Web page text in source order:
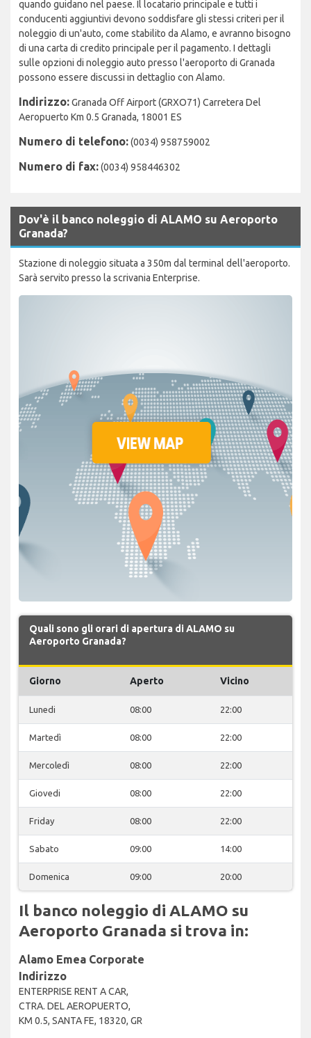
quando guidano nel paese. Il locatario principale e tutti i
conducenti aggiuntivi devono soddisfare gli stessi criteri per il
noleggio di un'auto, come stabilito da Alamo, e avranno bisogno
di una carta di credito principale per il pagamento. I dettagli
sulle opzioni di noleggio auto presso l'aeroporto di Granada
possono essere discussi in dettaglio con Alamo.
Indirizzo:Granada Off Airport (GRXO71) Carretera Del
Aeropuerto Km 0.5 Granada, 18001 ES
Numero di telefono:(0034) 958759002
Numero di fax:(0034) 958446302
Dov'è il banco noleggio di ALAMO su Aeroporto
Granada?
Stazione di noleggio situata a 350m dal terminal dell'aeroporto.
Sarà servito presso la scrivania Enterprise.
Quali sono gli orari di apertura di ALAMO su
Aeroporto Granada?
Giorno Aperto Vicino
Lunedi 08:00 22:00
Martedì 08:00 22:00
Mercoledì 08:00 22:00
Giovedi 08:00 22:00
Friday 08:00 22:00
Sabato 09:00 14:00
Domenica 09:00 20:00
Il banco noleggio di ALAMO su
Aeroporto Granada si trova in:
Alamo Emea Corporate
Indirizzo
ENTERPRISE RENT A CAR,
CTRA. DEL AEROPUERTO,
KM 0.5, SANTA FE, 18320, GR